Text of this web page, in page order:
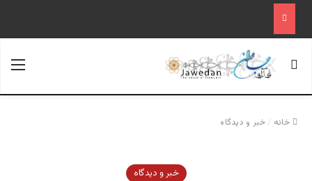
جستجو برای
خانه /خبر و دیدگاه
خبر و دیدگاه